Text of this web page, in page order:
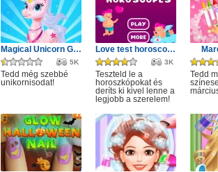
Magical Unicorn Grooming World
5K
Tedd még szebbé
unikornisodat!
Love test horoscopes
3K
Teszteld le a
horoszkópokat és
deríts ki kivel lenne a
legjobb a szerelem!
Tedd